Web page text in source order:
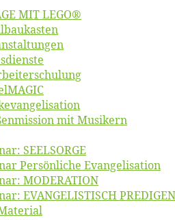
MIT LEGO®
mit Musikern
SEELSORGE
Per­sön­li­che Evangelisation
MODERATION
EVANGELISTISCH PREDIGEN